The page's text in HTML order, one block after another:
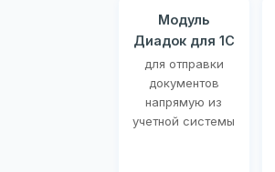
Модуль
Диадок для 1С
для отправки
документов
напрямую из
учетной системы